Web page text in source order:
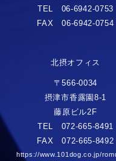
TEL 06-6942-0753
FAX 06-6942-0754
北摂オフィス
〒566-0034
摂津市香露園8-1
藤原ビル2F
TEL 072-665-8491
FAX 072-665-8492
https://www.101dog.co.jp/